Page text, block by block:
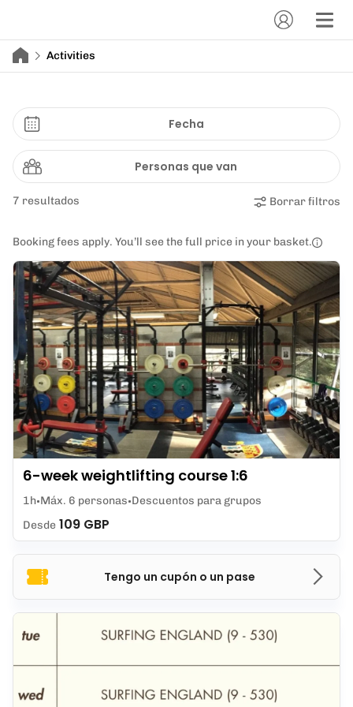
Activities
Fecha
Personas que van
7 resultados Borrar filtros
Booking fees apply. You’ll see the full price in your basket.
Tengo un cupón o un pase
6-week weightlifting course 1:6
1h Máx. 6 personas Descuentos para grupos
Desde 109 GBP